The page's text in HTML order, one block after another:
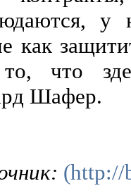
у
как
что
Шафер.
(http://